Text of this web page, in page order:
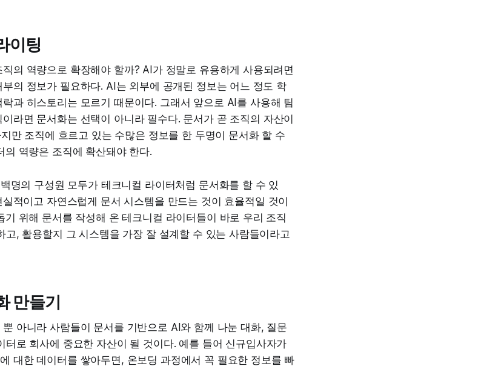
이팅
의 역량으로 확장해야 할까? AI가 정말로 유용하게 사용되려면
의 정보가 필요하다. AI는 외부에 공개된 정보는 어느 정도 학
과 히스토리는 모르기 때문이다. 그래서 앞으로 AI를 사용해 팀
라면 문서화는 선택이 아니라 필수다. 문서가 곧 조직의 자산이
만 조직에 흐르고 있는 수많은 정보를 한 두명이 문서화 할 수
역량은 조직에 확산돼야 한다.
명의 구성원 모두가 테크니컬 라이터처럼 문서화를 할 수 있
적이고 자연스럽게 문서 시스템을 만드는 것이 효율적일 것이
기 위해 문서를 작성해 온 테크니컬 라이터들이 바로 우리 조직
고, 활용할지 그 시스템을 가장 잘 설계할 수 있는 사람들이라고
만들기
아니라 사람들이 문서를 기반으로 AI와 함께 나눈 대화, 질문
터로 회사에 중요한 자산이 될 것이다. 예를 들어 신규입사자가
대한 데이터를 쌓아두면, 온보딩 과정에서 꼭 필요한 정보를 빠